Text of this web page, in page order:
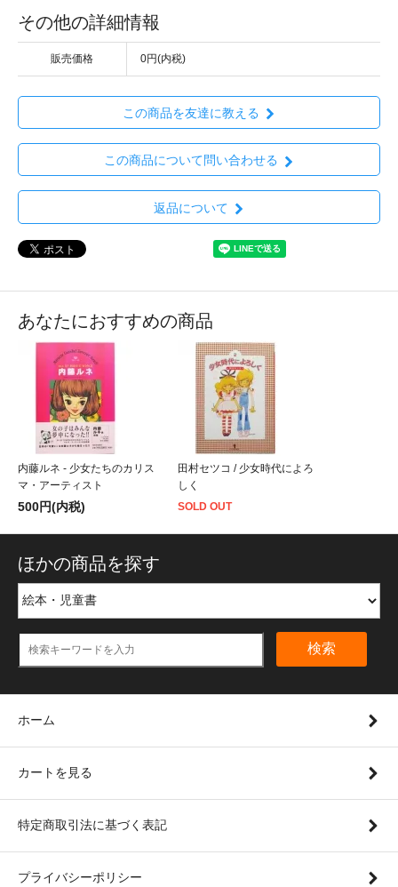
その他の詳細情報
販売価格 0円(内税)
この商品を友達に教える
この商品について問い合わせる
返品について
あなたにおすすめの商品
内藤ルネ - 少女たちのカリス
マ・アーティスト
500円(内税)
田村セツコ / 少女時代によろ
しく
SOLD OUT
ほかの商品を探す
検索
ホーム
カートを見る
特定商取引法に基づく表記
プライバシーポリシー